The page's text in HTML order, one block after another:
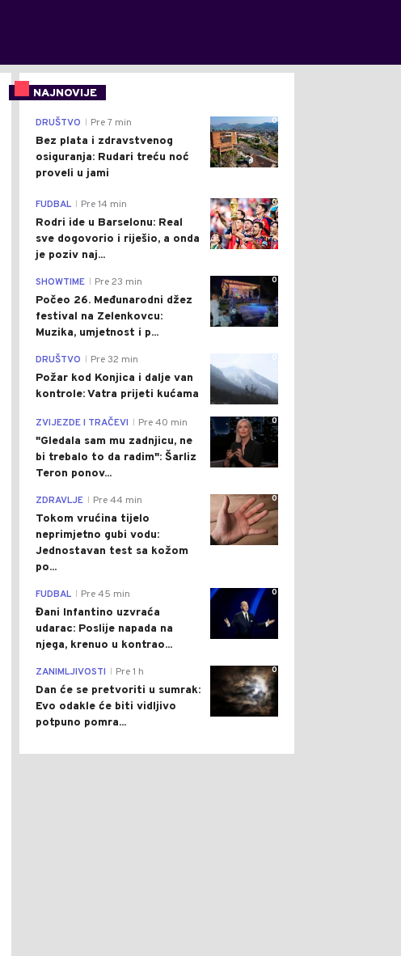
NAJNOVIJE
0
DRUŠTVO Pre 7 min
Bez plata i zdravstvenog
osiguranja: Rudari treću noć
proveli u jami
0
FUDBAL Pre 14 min
Rodri ide u Barselonu: Real
sve dogovorio i riješio, a onda
je poziv naj...
0
SHOWTIME Pre 23 min
Počeo 26. Međunarodni džez
festival na Zelenkovcu:
Muzika, umjetnost i p...
0
DRUŠTVO Pre 32 min
Požar kod Konjica i dalje van
kontrole: Vatra prijeti kućama
0
ZVIJEZDE I TRAČEVI Pre 40 min
"Gledala sam mu zadnjicu, ne
bi trebalo to da radim": Šarliz
Teron ponov...
0
ZDRAVLJE Pre 44 min
Tokom vrućina tijelo
neprimjetno gubi vodu:
Jednostavan test sa kožom
po...
0
FUDBAL Pre 45 min
Đani Infantino uzvraća
udarac: Poslije napada na
njega, krenuo u kontrao...
0
ZANIMLJIVOSTI Pre 1 h
Dan će se pretvoriti u sumrak:
Evo odakle će biti vidljivo
potpuno pomra...